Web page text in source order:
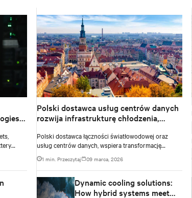
power
Polski dostawca usług centrów danych
rozwija infrastrukturę chłodzenia,
Polski dostawca łączności światłowodowej oraz
usług centrów danych, wspiera transformację
cyfrową poprzez bezpieczne i wysoko dostępne
środowiska kolokacyjne, umożliwiające skalowalny
rozwój działalności biznesowej. Wraz ze wzrostem
zapotrzebowania na usługi kolokacyjne, firma
zdecydowała się na modernizację swojej
1 min. Przeczytaj 09 marca, 2026
Dynamic cooling solutions:
How hybrid systems meet